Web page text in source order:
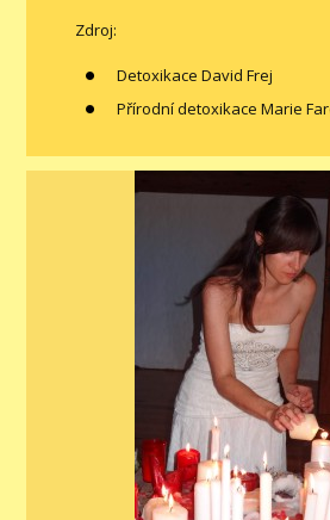
Zdroj:
Detoxikace David Frej
Přírodní detoxikace Marie